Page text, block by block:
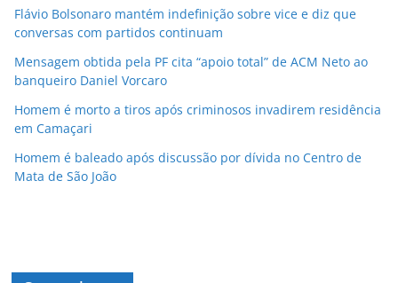
Flávio Bolsonaro mantém indefinição sobre vice e diz que
conversas com partidos continuam
Mensagem obtida pela PF cita “apoio total” de ACM Neto ao
banqueiro Daniel Vorcaro
Homem é morto a tiros após criminosos invadirem residência
em Camaçari
Homem é baleado após discussão por dívida no Centro de
Mata de São João